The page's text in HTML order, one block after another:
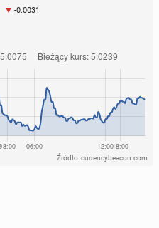
-0.0031
Źródło: currencybeacon.com